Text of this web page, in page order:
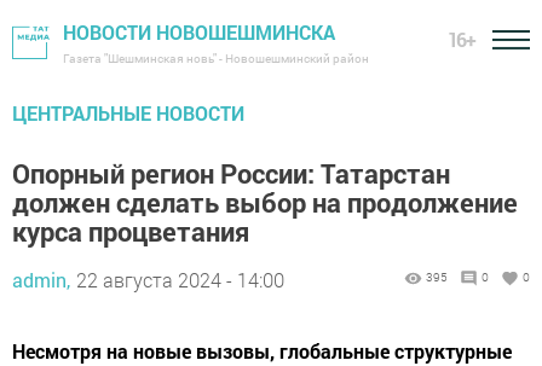
НОВОСТИ НОВОШЕШМИНСКА
Газета "Шешминская новь" - Новошешминский район
16+
ЦЕНТРАЛЬНЫЕ НОВОСТИ
Опорный регион России: Татарстан
должен сделать выбор на продолжение
курса процветания
admin, 22 августа 2024 - 14:00 395 0 0
Несмотря на новые вызовы, глобальные структурные